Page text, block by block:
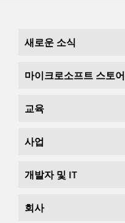
새로운 소식
마이크로소프트 스토어
교육
사업
개발자 및 IT
회사